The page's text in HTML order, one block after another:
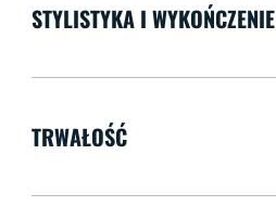
STYLISTYKA I WYKOŃCZENIE
TRWAŁOŚĆ